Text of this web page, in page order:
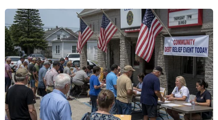
30/12/2016 03:16
Bộ Nội vụ Algeria cho biết sẽ có ít nhất 10.000 binh
sỹ, Hiến binh và cảnh sát được huy động để bảo
đảm an ninh cho người dân tại thủ đô trong dịp
Năm mới.